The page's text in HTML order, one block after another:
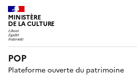
MINISTÈRE
DE LA CULTURE
POP
Plateforme ouverte du patrimoine